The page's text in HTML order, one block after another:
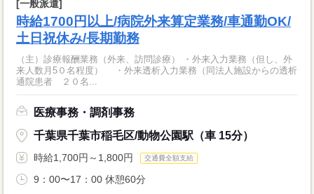
[一般派遣]
時給1700円以上/病院外来算定業務/車通勤OK/
土日祝休み/長期勤務
（主）診療報酬業務（外来、訪問診療） ・外来入力業務（但し、外
来人数月5０名程度） ・外来透析入力業務（同法人施設からの透析
通院患者 ２０名...
医療事務・調剤事務
千葉県千葉市稲毛区/動物公園駅（車 15分）
時給1,700円～1,800円 交通費全額支給
9：00〜17：00 休憩60分